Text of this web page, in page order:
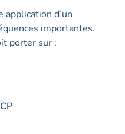
application d’un
importantes.
porter sur :